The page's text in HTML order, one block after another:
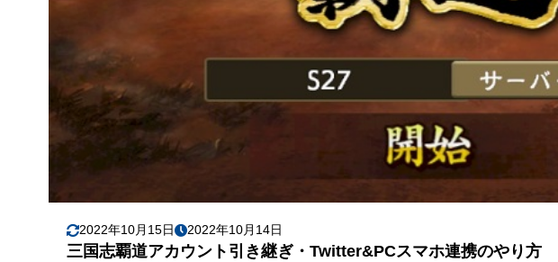
2022年10月15日 2022年10月14日
三国志覇道アカウント引き継ぎ・Twitter&PCスマホ連携のやり方